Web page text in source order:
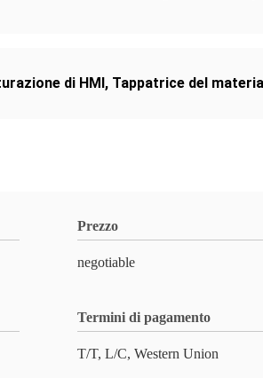
di HMI, Tappatrice del
Prezzo
negotiable
Termini di pagamento
T/T, L/C, Western Union